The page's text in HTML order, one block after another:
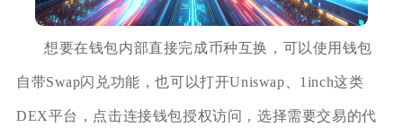
想要在钱包内部直接完成币种互换，可以使用钱包
自带Swap闪兑功能，也可以打开Uniswap、1inch这类
DEX平台，点击连接钱包授权访问，选择需要交易的代